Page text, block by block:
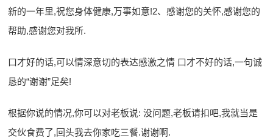
新的一年里,祝您身体健康,万事如意!2、感谢您的关怀,感谢您的
帮助,感谢您对我所.
口才好的话,可以情深意切的表达感激之情 口才不好的话,一句诚
恳的“谢谢”足矣!
根据你说的情况,你可以对老板说: 没问题,老板请扣吧,我就当是
交伙食费了,回头我去你家吃三餐.谢谢啊.